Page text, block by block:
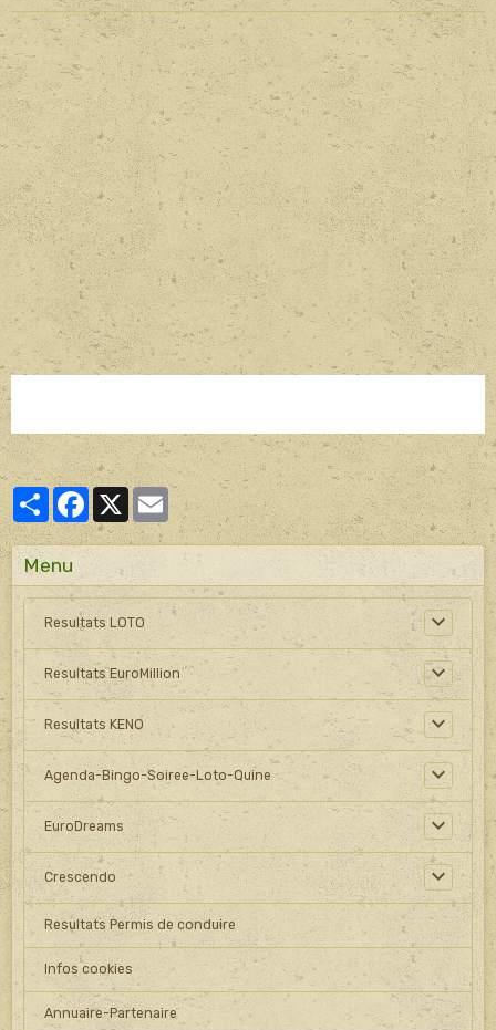
PartagerFacebook Email
Menu
Resultats LOTO
Resultats EuroMillion
Resultats KENO
Agenda-Bingo-Soiree-Loto-Quine
EuroDreams
Crescendo
Resultats Permis de conduire
Infos cookies
Annuaire-Partenaire